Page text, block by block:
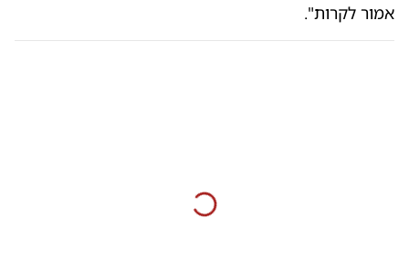
אמור לקרות".